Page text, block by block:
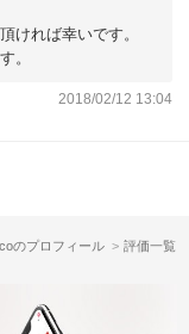
ければ幸いです。
。
2018/02/12 13:04
のプロフィール 評価一覧